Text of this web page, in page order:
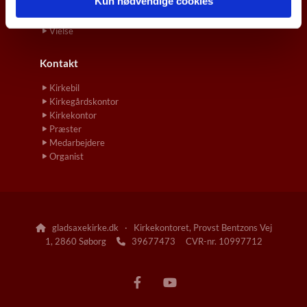
Konfirmation
Navngivelse og Dåb
Vielse
Kontakt
Kirkebil
Kirkegårdskontor
Kirkekontor
Præster
Medarbejdere
Organist
gladsaxekirke.dk · Kirkekontoret, Provst Bentzons Vej
1, 2860 Søborg
39677473 CVR-nr. 10997712